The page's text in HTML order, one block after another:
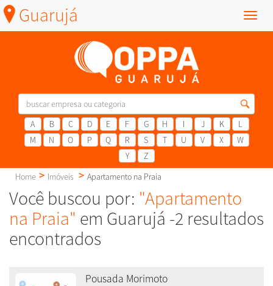
Menu
Guarujá
A B C D E F G H I J K
L
M
N O P Q R S T U V X
W
Y
Z
Home
Imóveis Apartamento na Praia
Você buscou por: "Apartamento
na Praia" em Guarujá -2 resultados
encontrados
Pousada Morimoto